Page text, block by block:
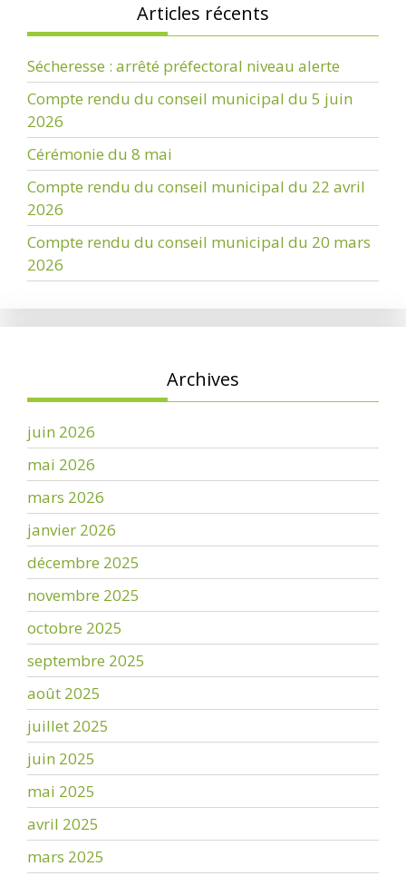
Articles récents
Sécheresse : arrêté préfectoral niveau alerte
Compte rendu du conseil municipal du 5 juin
2026
Cérémonie du 8 mai
Compte rendu du conseil municipal du 22 avril
2026
Compte rendu du conseil municipal du 20 mars
2026
Archives
juin 2026
mai 2026
mars 2026
janvier 2026
décembre 2025
novembre 2025
octobre 2025
septembre 2025
août 2025
juillet 2025
juin 2025
mai 2025
avril 2025
mars 2025